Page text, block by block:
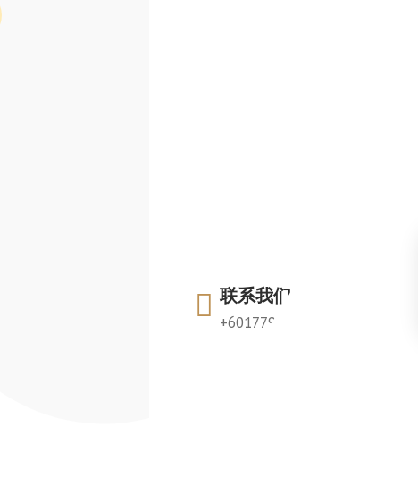
联系我们
+60177922987